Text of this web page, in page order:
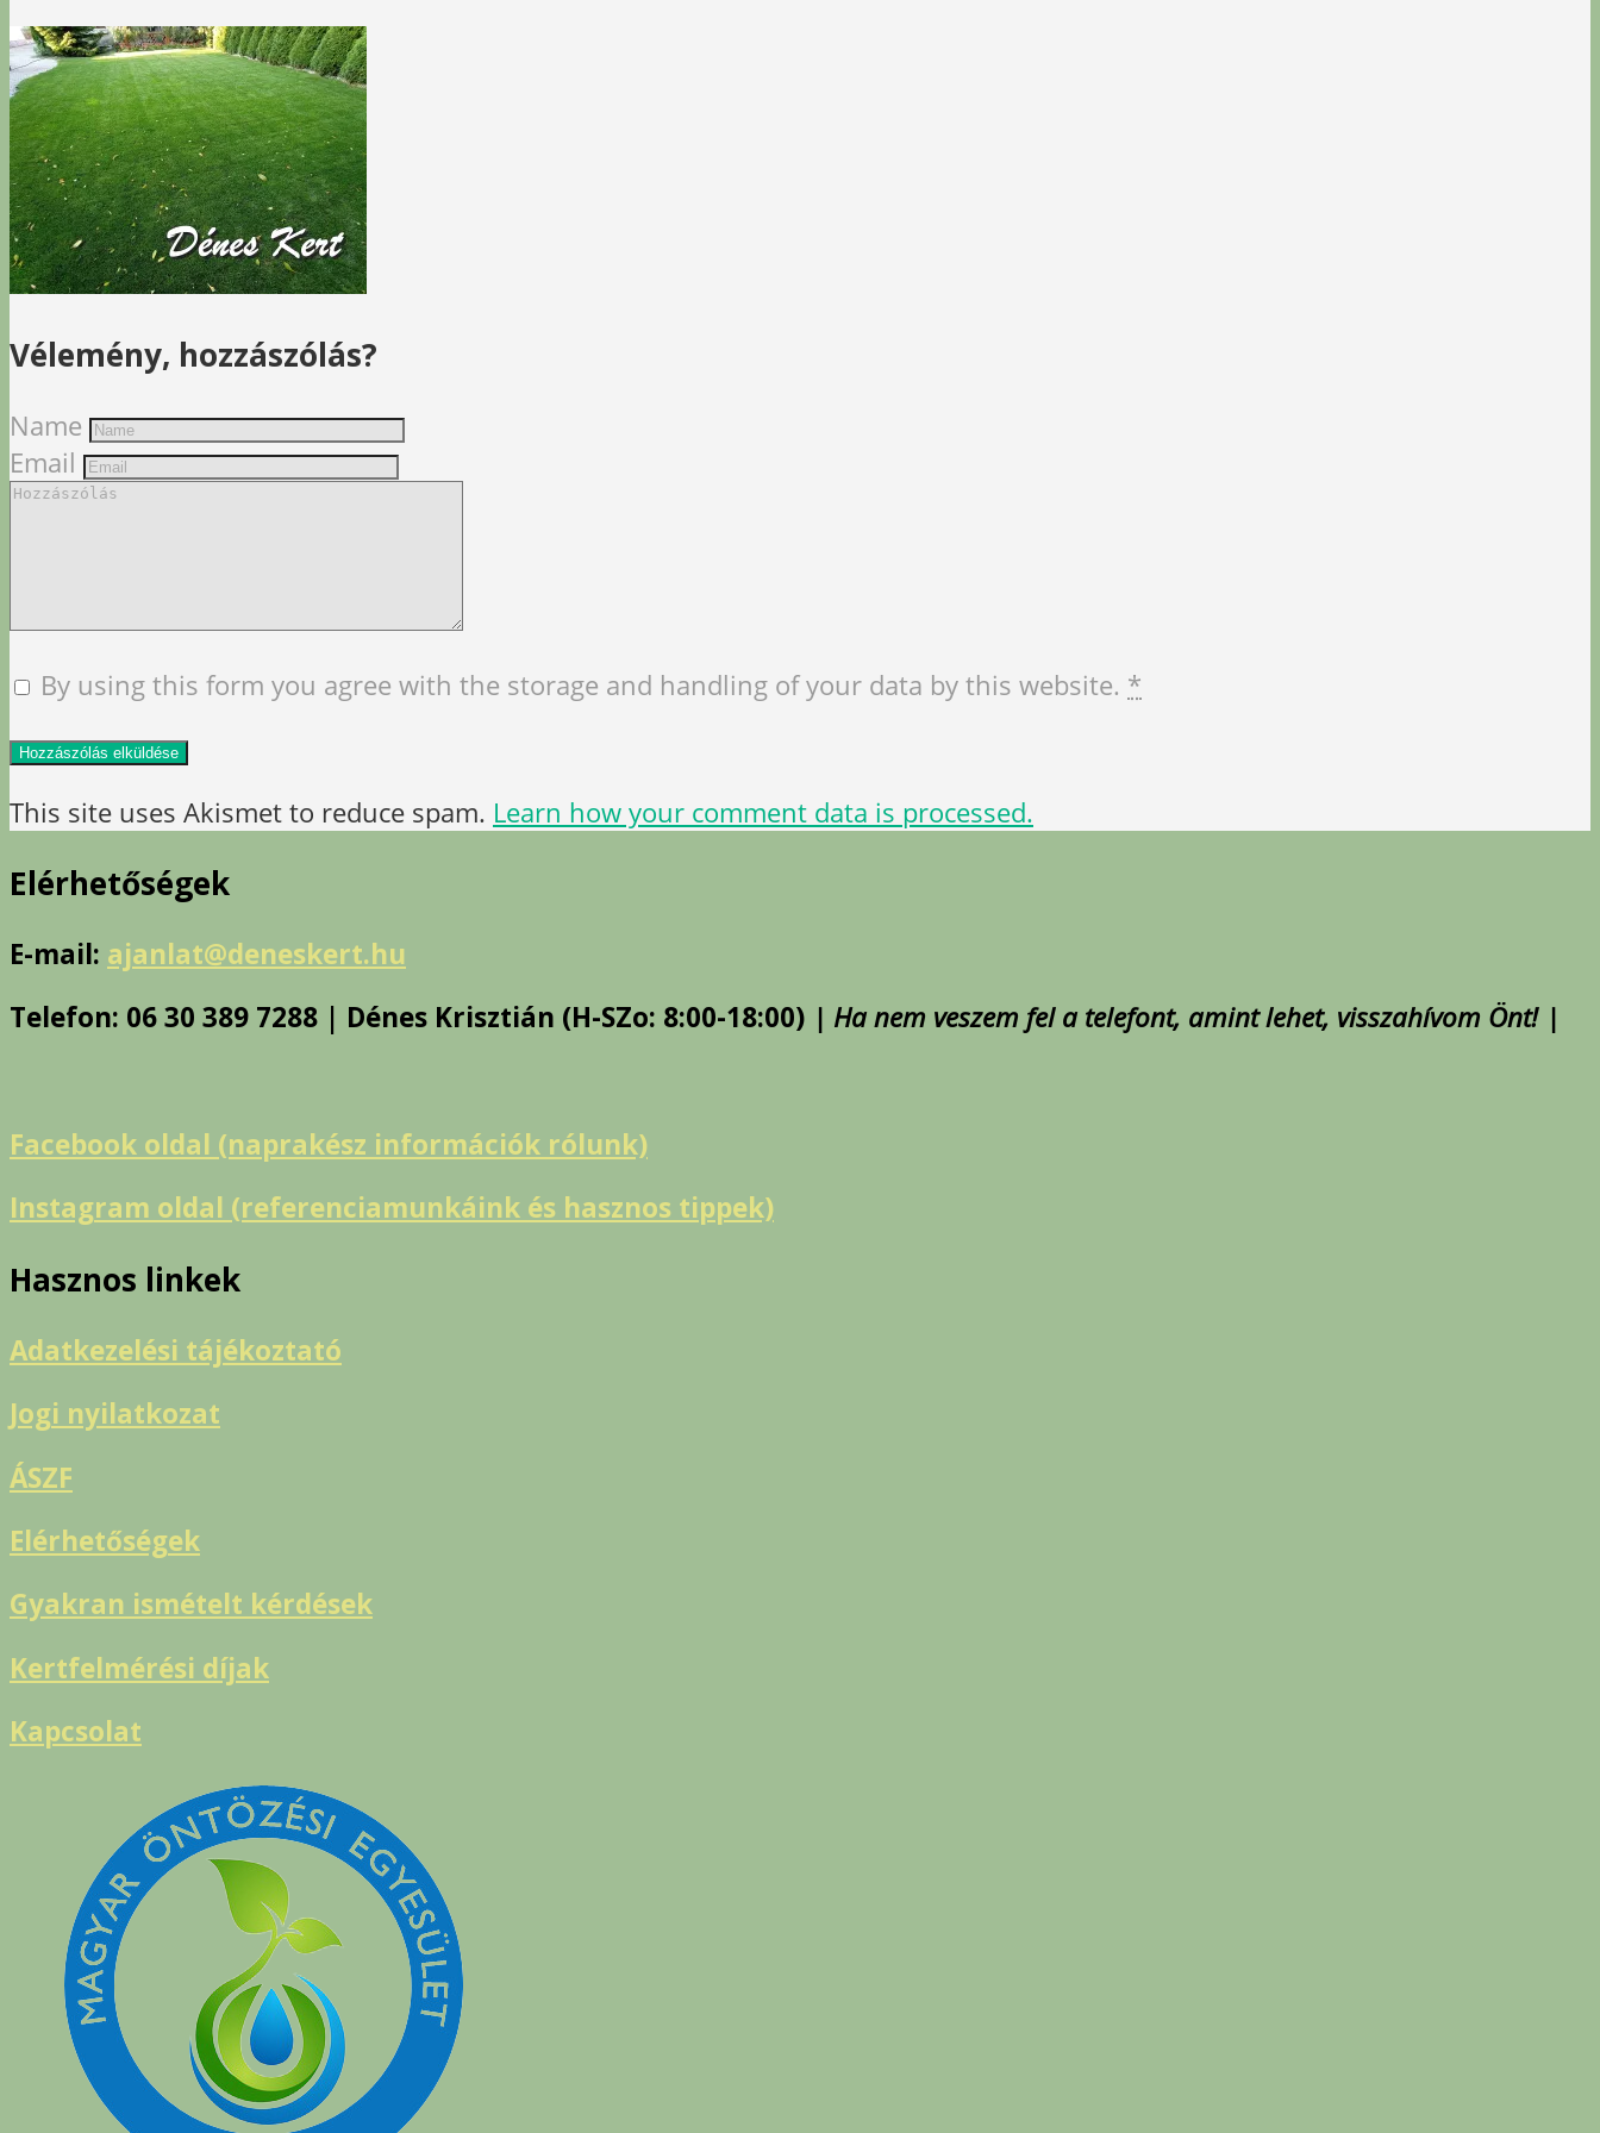
Vélemény, hozzászólás?
Name
Email
By using this form you agree with the storage and handling of your data by this website. *
This site uses Akismet to reduce spam. Learn how your comment data is processed.
Elérhetőségek
E-mail: ajanlat@deneskert.hu
Telefon: 06 30 389 7288 | Dénes Krisztián (H-SZo: 8:00-18:00) | Ha nem veszem fel a telefont, amint lehet, visszahívom Önt! |
Facebook oldal (naprakész információk rólunk)
Instagram oldal (referenciamunkáink és hasznos tippek)
Hasznos linkek
Adatkezelési tájékoztató
Jogi nyilatkozat
ÁSZF
Elérhetőségek
Gyakran ismételt kérdések
Kertfelmérési díjak
Kapcsolat